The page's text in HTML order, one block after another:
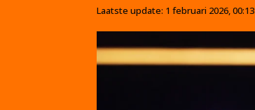
Laatste update: 1 februari 2026, 00:13